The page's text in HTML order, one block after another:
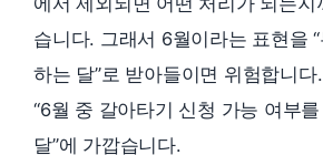
습니다. 그래서 6월이라는 표현을
하는 달”로 받아들이면 위험합니
“6월 중 갈아타기 신청 가능 여부
달”에 가깝습니다.